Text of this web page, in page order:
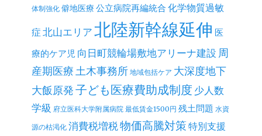
体制強化 僻地医療 公立病院再編統合 化学物質過敏
症 北山エリア北陸新幹線延伸 医
療的ケア児 向日町競輪場敷地アリーナ建設 周
産期医療土木事務所 地域包括ケア 大深度地下
大飯原発子ども医療費助成制度 少人数
学級 府立医科大学附属病院 最低賃金1500円 残土問題 水資
源の枯渇化 消費税増税物価高騰対策特別支援